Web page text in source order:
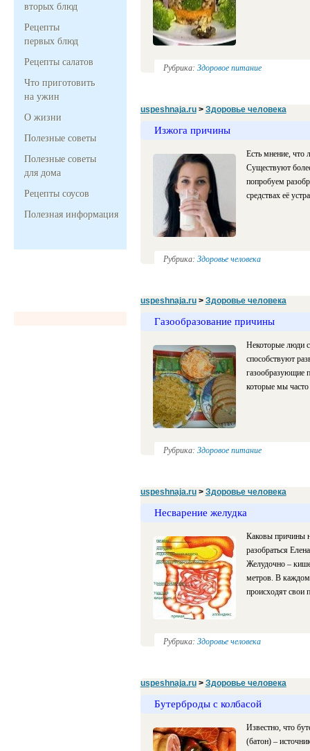
вторых блюд
Рецепты
первых блюд
Рецепты салатов
Что приготовить
на ужин
О жизни
Полезные советы
Полезные советы
для дома
Рецепты соусов
Полезная информация
Рубрика: Здоровое питание
uspeshnaja.ru> Здоровье человека
Изжога причины
Есть мнение, что
Существуют
попробуем
средствах её
Рубрика: Здоровье человека
uspeshnaja.ru> Здоровье человека
Газообразование причины
Некоторые люди
способствуют
газообразующие
которые мы
Рубрика: Здоровое питание
uspeshnaja.ru> Здоровье человека
Несварение желудка
Каковы причины
разобраться
Желудочно –
метров. В каждом
происходят свои
Рубрика: Здоровье человека
uspeshnaja.ru> Здоровье человека
Бутерброды с колбасой
Известно, что
(батон) –